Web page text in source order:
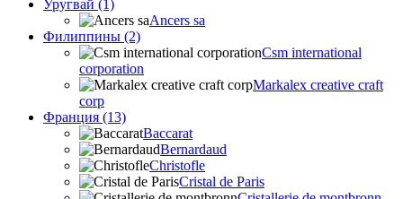
Уругвай (1)
Ancers sa
Филиппины (2)
Csm international
corporation
Markalex creative craft
corp
Франция (13)
Baccarat
Bernardaud
Christofle
Cristal de Paris